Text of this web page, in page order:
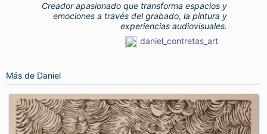
Creador apasionado que transforma espacios y
emociones a través del grabado, la pintura y
experiencias audiovisuales.
daniel_contretas_art
Más de Daniel